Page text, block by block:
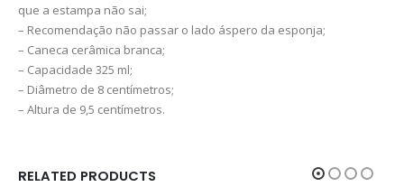
que a estampa não sai;
– Recomendação não passar o lado áspero da esponja;
– Caneca cerâmica branca;
– Capacidade 325 ml;
– Diâmetro de 8 centímetros;
– Altura de 9,5 centímetros.
RELATED PRODUCTS